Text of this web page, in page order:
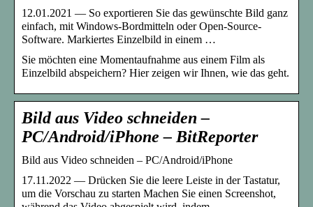
12.01.2021 — So exportieren Sie das gewünschte Bild ganz
einfach, mit Windows-Bordmitteln oder Open-Source-
Software. Markiertes Einzelbild in einem …
Sie möchten eine Momentaufnahme aus einem Film als
Einzelbild abspeichern? Hier zeigen wir Ihnen, wie das geht.
Bild aus Video schneiden –
PC/Android/iPhone – BitReporter
Bild aus Video schneiden – PC/Android/iPhone
17.11.2022 — Drücken Sie die leere Leiste in der Tastatur,
um die Vorschau zu starten Machen Sie einen Screenshot,